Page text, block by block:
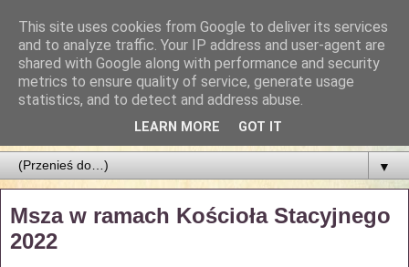
Parafia Najświętszego
Zbawiciela
PARAFIA NAJŚWIĘTSZEGO ZBAWICIELA W ŁODZI
▼
Msza w ramach Kościoła Stacyjnego
2022
This site uses cookies from Google to deliver its services
and to analyze traffic. Your IP address and user-agent are
shared with Google along with performance and security
metrics to ensure quality of service, generate usage
statistics, and to detect and address abuse.
LEARN MORE GOT IT